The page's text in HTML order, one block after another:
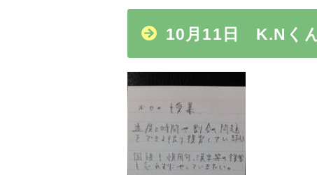
10月11日 K.Nくん